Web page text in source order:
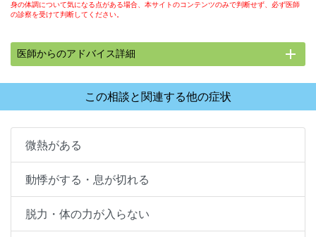
身の体調について気になる点がある場合、本サイトのコンテンツのみで判断せず、必ず医師
の診察を受けて判断してください。
医師からのアドバイス詳細 add
この相談と関連する他の症状
微熱がある
動悸がする・息が切れる
脱力・体の力が入らない